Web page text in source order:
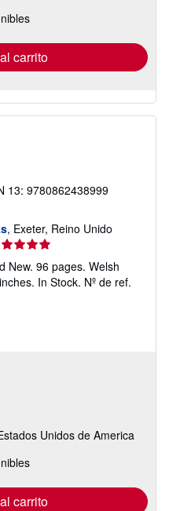
carrito
13: 9780862438999
, Exeter, Reino Unido
New. 96 pages. Welsh
In Stock. Nº de ref.
Unidos de America
carrito